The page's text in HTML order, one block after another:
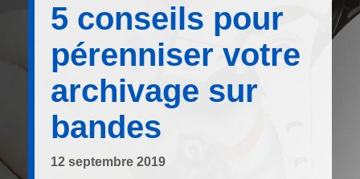
5 conseils pour
pérenniser votre
archivage sur
bandes
12 septembre 2019